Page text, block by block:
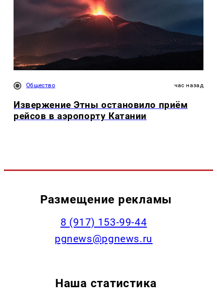
Общество час назад
Извержение Этны остановило приём
рейсов в аэропорту Катании
Размещение рекламы
‭8 (917) 153-99-44
pgnews@pgnews.ru
Наша статистика